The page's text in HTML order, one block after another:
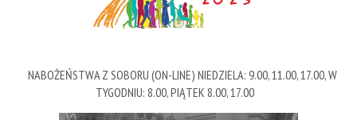
NABOŻEŃSTWA Z SOBORU (ON-LINE) NIEDZIELA: 9.00, 11.00, 17.00, W
TYGODNIU: 8.00, PIĄTEK 8.00, 17.00